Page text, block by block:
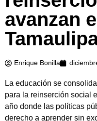
avanzan
Enrique Bonilla
La educación se
para la reinserción social
año donde las políticas
derecho a aprender sin